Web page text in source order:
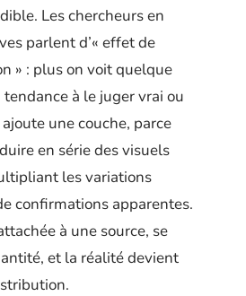
Les chercheurs en
parlent d’« effet de
» : plus on voit quelque
à le juger vrai ou
ajoute une couche, parce
en série des visuels
les variations
confirmations apparentes.
à une source, se
et la réalité devient